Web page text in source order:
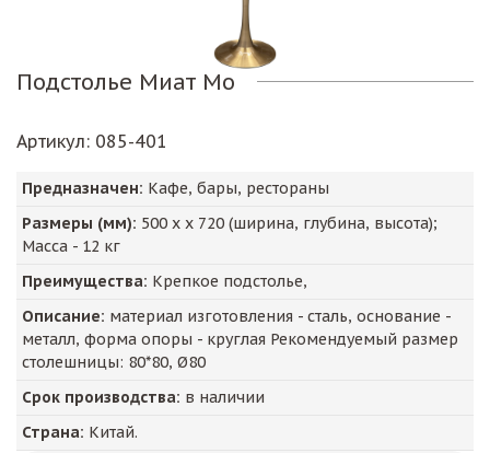
Подстолье Миат Мо
Артикул: 085-401
Предназначен: Кафе, бары, рестораны
Размеры (мм): 500 х х 720 (ширина, глубина, высота);
Масса - 12 кг
Преимущества: Крепкое подстолье,
Описание: материал изготовления - сталь, основание -
металл, форма опоры - круглая Рекомендуемый размер
столешницы: 80*80, Ø80
Срок производства: в наличии
Страна: Китай.